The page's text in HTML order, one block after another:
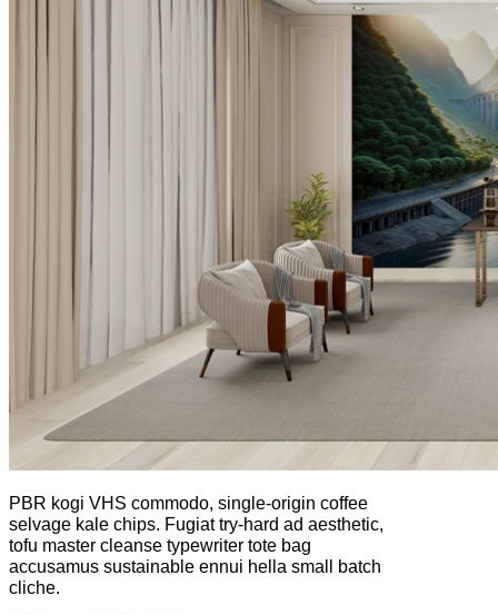
PBR kogi VHS commodo, single-origin coffee
selvage kale chips. Fugiat try-hard ad aesthetic,
tofu master cleanse typewriter tote bag
accusamus sustainable ennui hella small batch
cliche.